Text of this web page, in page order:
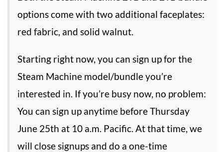
options come with two additional faceplates:
red fabric, and solid walnut.
Starting right now, you can sign up for the
Steam Machine model/bundle you’re
interested in. If you’re busy now, no problem:
You can sign up anytime before Thursday
June 25th at 10 a.m. Pacific. At that time, we
will close signups and do a one-time